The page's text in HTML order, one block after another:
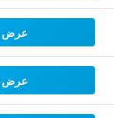
عرض
عرض